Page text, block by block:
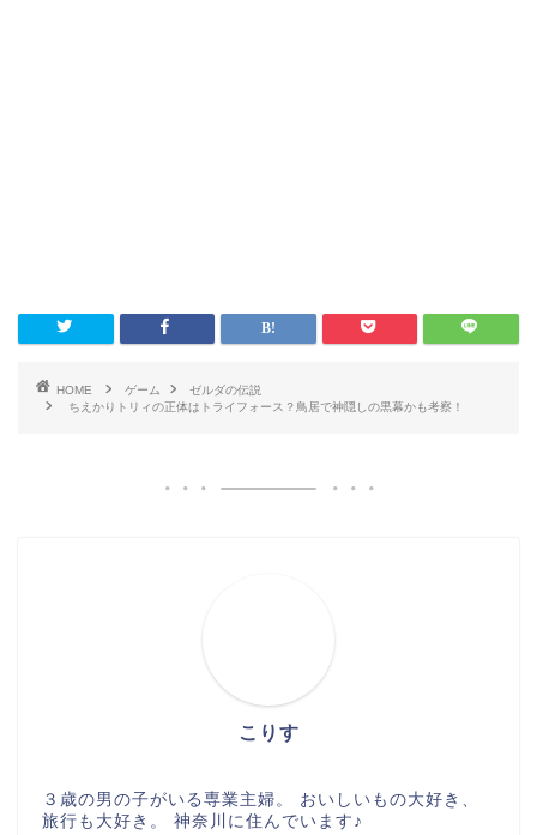
HOME ゲーム
ゼルダの伝説
ちえかりトリィの正体はトライフォース？鳥居で神隠しの黒幕かも考察！
こりす
３歳の男の子がいる専業主婦。 おいしいもの大好き、
旅行も大好き。 神奈川に住んでいます♪